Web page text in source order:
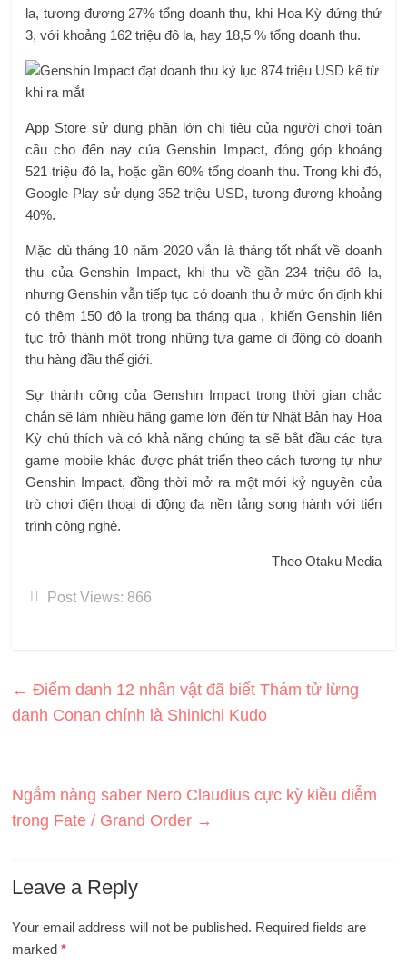
la, tương đương 27% tổng doanh thu, khi Hoa Kỳ đứng thứ
3, với khoảng 162 triệu đô la, hay 18,5 % tổng doanh thu.
App Store sử dụng phần lớn chi tiêu của người chơi toàn
cầu cho đến nay của Genshin Impact, đóng góp khoảng
521 triệu đô la, hoặc gần 60% tổng doanh thu. Trong khi đó,
Google Play sử dụng 352 triệu USD, tương đương khoảng
40%.
Mặc dù tháng 10 năm 2020 vẫn là tháng tốt nhất về doanh
thu của Genshin Impact, khi thu về gần 234 triệu đô la,
nhưng Genshin vẫn tiếp tục có doanh thu ở mức ổn định khi
có thêm 150 đô la trong ba tháng qua , khiến Genshin liên
tục trở thành một trong những tựa game di động có doanh
thu hàng đầu thế giới.
Sự thành công của Genshin Impact trong thời gian chắc
chắn sẽ làm nhiều hãng game lớn đến từ Nhật Bản hay Hoa
Kỳ chú thích và có khả năng chúng ta sẽ bắt đầu các tựa
game mobile khác được phát triển theo cách tương tự như
Genshin Impact, đồng thời mở ra một mới kỷ nguyên của
trò chơi điện thoại di động đa nền tảng song hành với tiến
trình công nghệ.
Theo Otaku Media
Post Views: 866
← Điểm danh 12 nhân vật đã biết Thám tử lừng
danh Conan chính là Shinichi Kudo
Ngắm nàng saber Nero Claudius cực kỳ kiều diễm
trong Fate / Grand Order →
Leave a Reply
Your email address will not be published. Required fields are
marked*